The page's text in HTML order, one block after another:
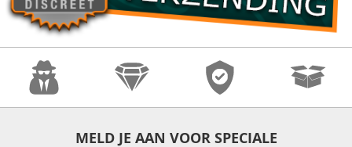
MELD JE AAN VOOR SPECIALE